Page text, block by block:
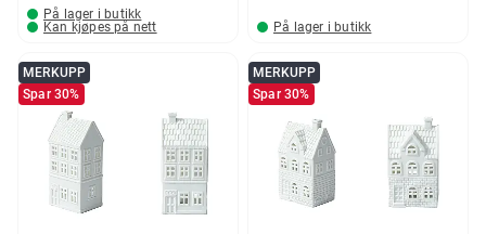
På lager i butikk
Kan kjøpes på nett
På lager i butikk
MERKUPP
Spar 30%
MERKUPP
Spar 30%